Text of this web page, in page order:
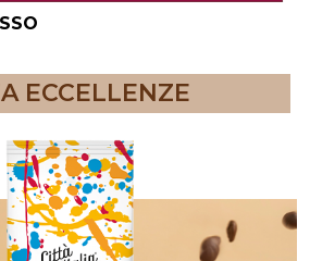
ECCELLENZE